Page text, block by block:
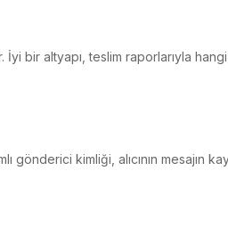
bir altyapı, teslim raporlarıyla
kimliği, alıcının mesajın